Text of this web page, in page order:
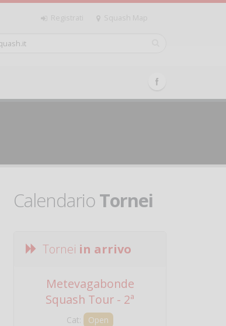
Registrati Squash Map
CalendarioTornei
Tornei in arrivo
Metevagabonde
Squash Tour - 2ª
Tappa
Cat:
Open